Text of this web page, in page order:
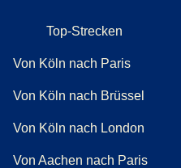
Top-Strecken
Von Köln nach Paris
Von Köln nach Brüssel
Von Köln nach London
Von Aachen nach Paris